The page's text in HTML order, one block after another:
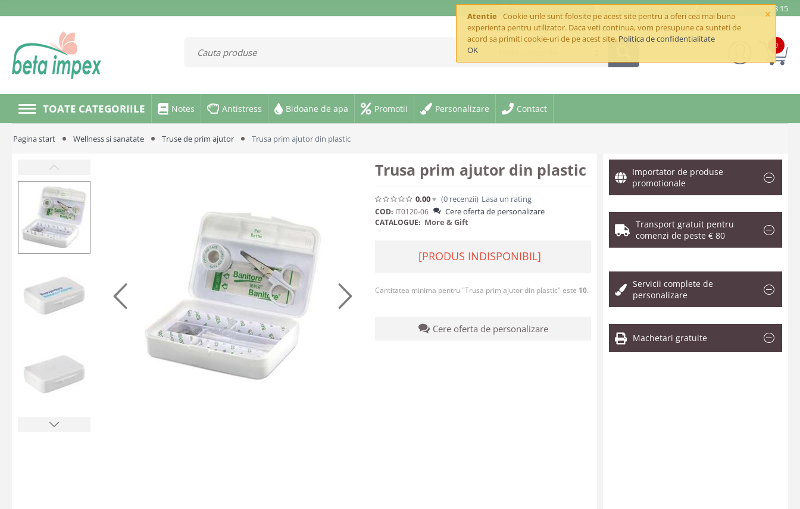
×
Atentie
Cookie-urile sunt folosite pe acest site pentru a oferi cea mai buna
experienta pentru utilizator. Daca veti continua, vom presupune ca sunteti de
acord sa primiti cookie-uri de pe acest site. Politica de confidentialitate
OK
office@betaimpex.ro Mobil: +40 722 287 335 Telefon: +40 21 320 03 15
0
TOATE CATEGORIILE Notes Antistress Bidoane de apa Promotii Personalizare Contact
Pagina start Wellness si sanatate Truse de prim ajutor Trusa prim ajutor din plastic
Trusa prim ajutor din plastic
0.00 (0 recenzii) Lasa un rating
COD: IT0120-06 Cere oferta de personalizare
CATALOGUE: More & Gift
[PRODUS INDISPONIBIL]
Cantitatea minima pentru "Trusa prim ajutor din plastic" este 10.
Cere oferta de personalizare
Importator de produse
promotionale
Transport gratuit pentru
comenzi de peste € 80
Servicii complete de
personalizare
Machetari gratuite